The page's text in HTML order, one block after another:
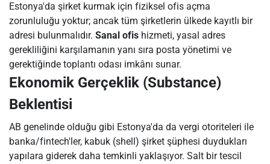
Estonya'da şirket kurmak için fiziksel ofis açma
zorunluluğu yoktur; ancak tüm şirketlerin ülkede kayıtlı bir
adresi bulunmalıdır. Sanal ofis hizmeti, yasal adres
gerekliliğini karşılamanın yanı sıra posta yönetimi ve
gerektiğinde toplantı odası imkânı sunar.
Ekonomik Gerçeklik (Substance)
Beklentisi
AB genelinde olduğu gibi Estonya'da da vergi otoriteleri ile
banka/fintech'ler, kabuk (shell) şirket şüphesi duydukları
yapılara giderek daha temkinli yaklaşıyor. Salt bir tescil